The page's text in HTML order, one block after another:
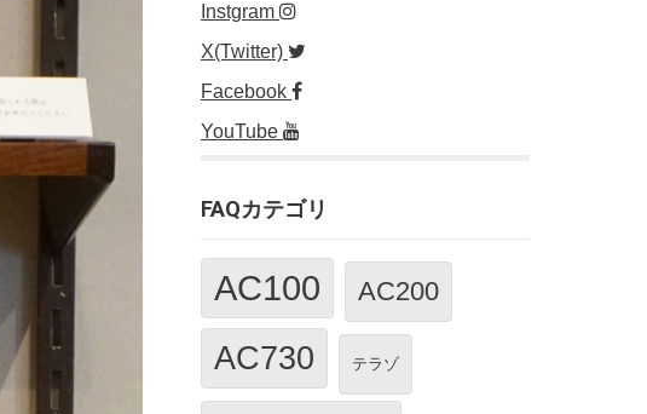
Instgram
X(Twitter)
Facebook
YouTube
FAQカテゴリ
AC100 AC200
AC730 テラゾ